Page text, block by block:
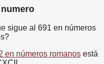
sigue al 691 en números
en números romanosestá